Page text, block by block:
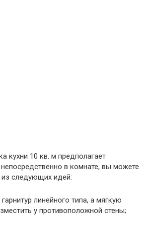
кухни 10 кв. м предполагает
в комнате, вы можете
из следующих идей:
линейного типа, а мягкую
у противоположной стены;